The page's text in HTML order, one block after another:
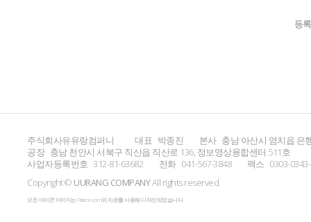
등
주식회사유유랑컴퍼니 대표 박종진 본사 충남 아산시 염치읍 은
공장 충남 천안시 서북구 직산읍 직산로 136, 정보영상융합센터 511호
사업자등록번호 312-81-63682 전화 041-567-3848 팩스 0303-
Copyright © UURANG COMPANYAll rights reserved.
모든 아이콘 이미지는 Flaticon.com의 자료를 사용해 디자인되었습니다